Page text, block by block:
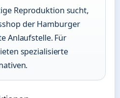
Reproduktion sucht,
der Hamburger
Anlaufstelle. Für
spezialisierte